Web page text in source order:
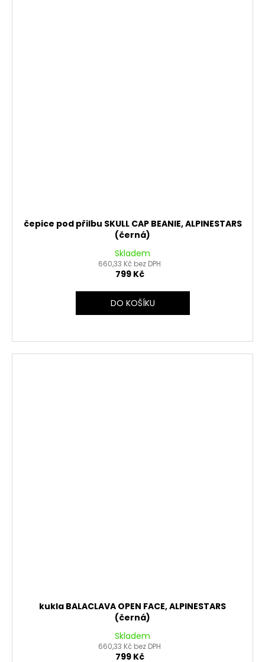
čepice pod přilbu SKULL CAP BEANIE, ALPINESTARS
(černá)
Skladem
660,33 Kč bez DPH
799 Kč
DO KOŠÍKU
kukla BALACLAVA OPEN FACE, ALPINESTARS
(černá)
Skladem
660,33 Kč bez DPH
799 Kč